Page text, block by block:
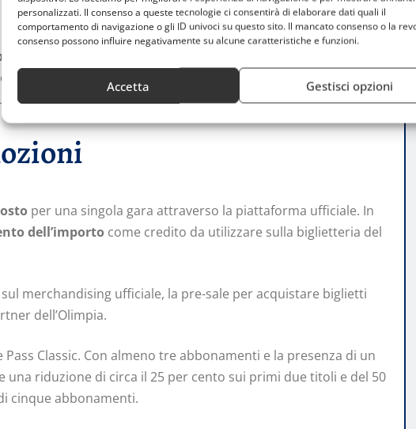
personalizzati. Il consenso a queste tecnologie ci consentirà di elaborare dati quali il
comportamento di navigazione o gli ID univoci su questo sito. Il mancato consenso o la
consenso possono influire negativamente su alcune caratteristiche e funzioni.
Accetta Gestisci opzioni
Off e Finals del campionato italiano.
interne della regular season
ma l’abbonato mantiene il
diritto di prelazione
sul proprio
oltre che per Play-Off e Finals di LBA.
per una singola gara attraverso la piattaforma ufficiale. In
dell’importo come credito da utilizzare sulla biglietteria del
sul merchandising ufficiale, la pre-sale per acquistare biglietti
dell’Olimpia.
Pass Classic. Con almeno tre abbonamenti e la presenza di un
riduzione di circa il 25 per cento sui primi due titoli e del 50
cinque abbonamenti.